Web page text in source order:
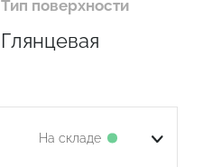
Тип поверхности
Глянцевая
На складе